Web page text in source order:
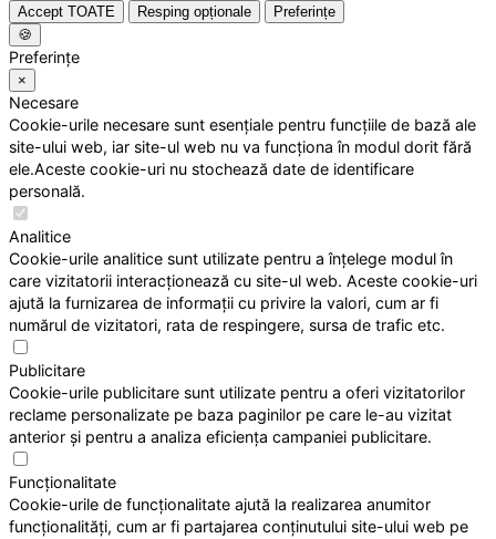
Accept TOATE Resping opționale
Preferințe
🍪
Preferințe
×
Necesare
Cookie-urile necesare sunt esențiale pentru funcțiile de bază ale
site-ului web, iar site-ul web nu va funcționa în modul dorit fără
ele.Aceste cookie-uri nu stochează date de identificare
personală.
Analitice
Cookie-urile analitice sunt utilizate pentru a înțelege modul în
care vizitatorii interacționează cu site-ul web. Aceste cookie-uri
ajută la furnizarea de informații cu privire la valori, cum ar fi
numărul de vizitatori, rata de respingere, sursa de trafic etc.
Publicitare
Cookie-urile publicitare sunt utilizate pentru a oferi vizitatorilor
reclame personalizate pe baza paginilor pe care le-au vizitat
anterior și pentru a analiza eficiența campaniei publicitare.
Funcționalitate
Cookie-urile de funcționalitate ajută la realizarea anumitor
funcționalități, cum ar fi partajarea conținutului site-ului web pe